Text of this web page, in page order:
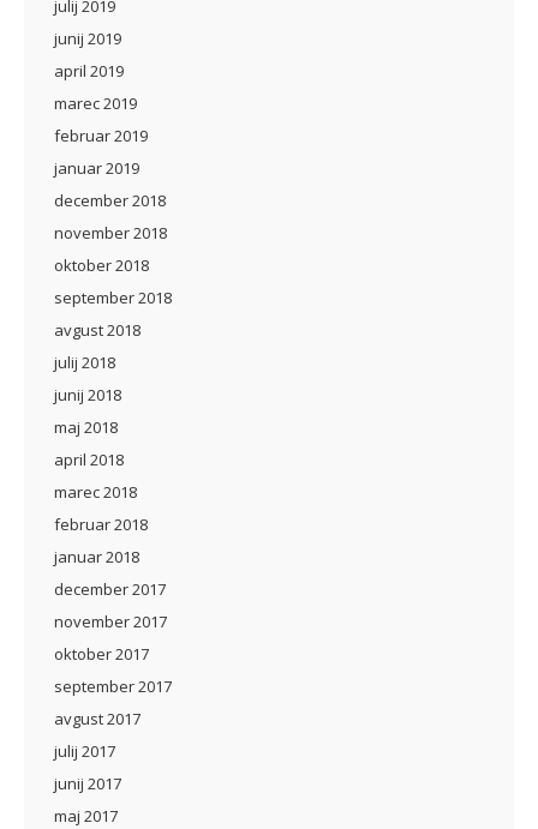
julij 2019
junij 2019
april 2019
marec 2019
februar 2019
januar 2019
december 2018
november 2018
oktober 2018
september 2018
avgust 2018
julij 2018
junij 2018
maj 2018
april 2018
marec 2018
februar 2018
januar 2018
december 2017
november 2017
oktober 2017
september 2017
avgust 2017
julij 2017
junij 2017
maj 2017